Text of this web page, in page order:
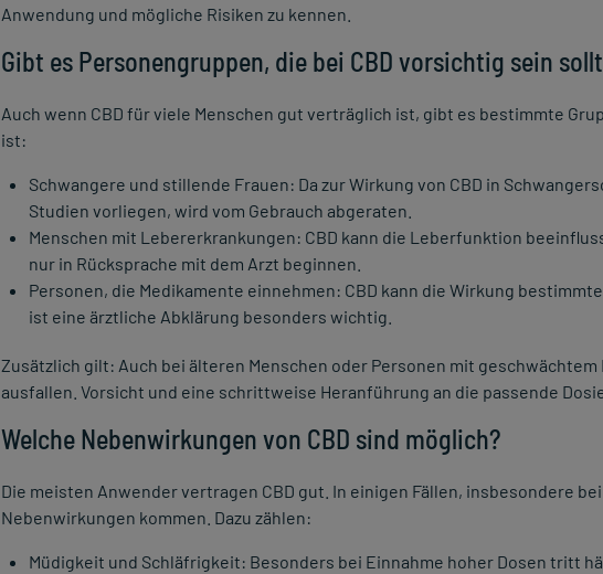
Anwendung und mögliche Risiken zu kennen.
Gibt es Personengruppen, die bei CBD vorsichtig sein
Auch wenn CBD für viele Menschen gut verträglich ist, gibt es bestimmte
ist:
Schwangere und stillende Frauen: Da zur Wirkung von CBD in
Studien vorliegen, wird vom Gebrauch abgeraten.
Menschen mit Lebererkrankungen: CBD kann die Leberfunktion
nur in Rücksprache mit dem Arzt beginnen.
Personen, die Medikamente einnehmen: CBD kann die Wirkung
ist eine ärztliche Abklärung besonders wichtig.
Zusätzlich gilt: Auch bei älteren Menschen oder Personen mit geschwächtem
ausfallen. Vorsicht und eine schrittweise Heranführung an die passende
Welche Nebenwirkungen von CBD sind möglich?
Die meisten Anwender vertragen CBD gut. In einigen Fällen, insbesondere
Nebenwirkungen kommen. Dazu zählen:
Müdigkeit und Schläfrigkeit: Besonders bei Einnahme hoher Dosen tritt